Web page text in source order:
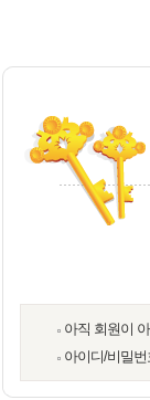
아직 회원이
아이디/비밀